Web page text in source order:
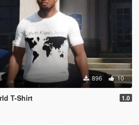
896 10
T-Shirt 1.0